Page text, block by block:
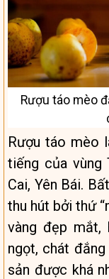
Rượu táo mèo
Rượu táo mèo
tiếng của vùng
Cai, Yên Bái.
thu hút bởi thứ
vàng đẹp mắt,
ngọt, chát
sản được khá